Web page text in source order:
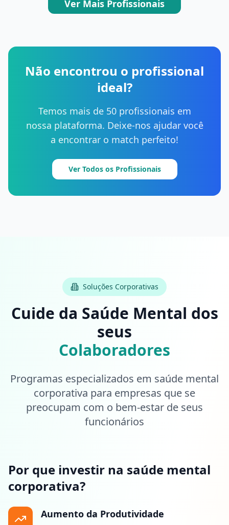
Ver Mais Profissionais
Não encontrou o profissional
ideal?
Temos mais de 50 profissionais em
nossa plataforma. Deixe-nos ajudar você
a encontrar o match perfeito!
Ver Todos os Profissionais
Soluções Corporativas
Cuide da Saúde Mental dos
seus
Colaboradores
Programas especializados em saúde mental
corporativa para empresas que se
preocupam com o bem-estar de seus
funcionários
Por que investir na saúde mental
corporativa?
Aumento da Produtividade